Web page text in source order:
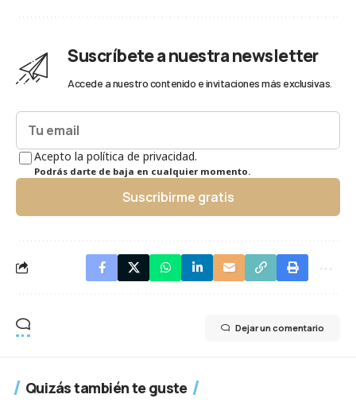
Suscríbete a nuestra newsletter
Accede a nuestro contenido e invitaciones más exclusivas.
Acepto la política de privacidad.
Podrás darte de baja en cualquier momento.
Suscribirme gratis
Dejar un comentario
Quizás también te guste